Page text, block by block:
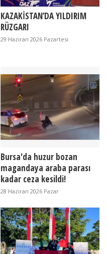
KAZAKİSTAN’DA YILDIRIM
RÜZGARI
29 Haziran 2026 Pazartesi
Bursa'da huzur bozan
magandaya araba parası
kadar ceza kesildi!
28 Haziran 2026 Pazar